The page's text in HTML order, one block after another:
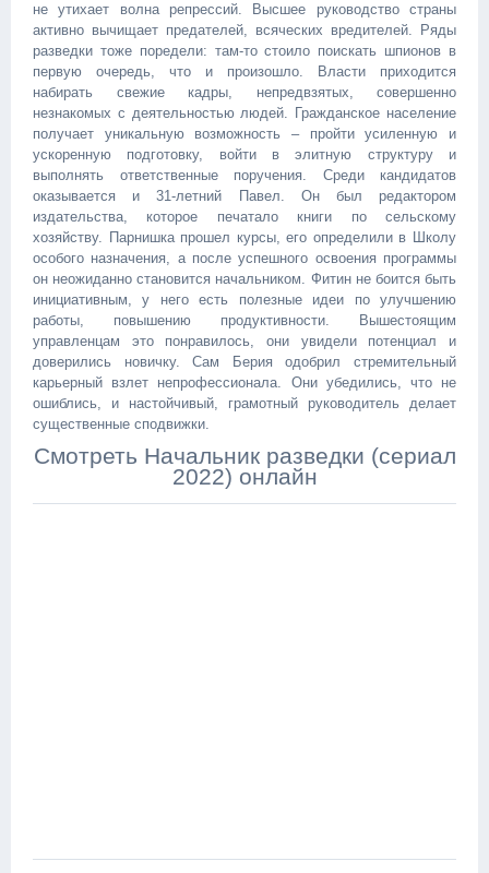
не утихает волна репрессий. Высшее руководство страны
активно вычищает предателей, всяческих вредителей. Ряды
разведки тоже поредели: там-то стоило поискать шпионов в
первую очередь, что и произошло. Власти приходится
набирать свежие кадры, непредвзятых, совершенно
незнакомых с деятельностью людей. Гражданское население
получает уникальную возможность – пройти усиленную и
ускоренную подготовку, войти в элитную структуру и
выполнять ответственные поручения. Среди кандидатов
оказывается и 31-летний Павел. Он был редактором
издательства, которое печатало книги по сельскому
хозяйству. Парнишка прошел курсы, его определили в Школу
особого назначения, а после успешного освоения программы
он неожиданно становится начальником. Фитин не боится быть
инициативным, у него есть полезные идеи по улучшению
работы, повышению продуктивности. Вышестоящим
управленцам это понравилось, они увидели потенциал и
доверились новичку. Сам Берия одобрил стремительный
карьерный взлет непрофессионала. Они убедились, что не
ошиблись, и настойчивый, грамотный руководитель делает
существенные сподвижки.
Смотреть Начальник разведки (сериал
2022) онлайн